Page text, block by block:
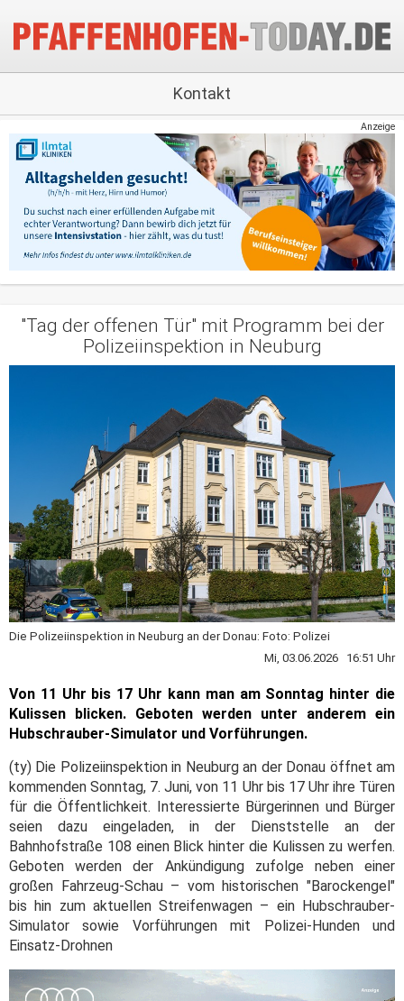
Kontakt
Anzeige
"Tag der offenen Tür" mit Programm bei der
Polizeiinspektion in Neuburg
Die Polizeiinspektion in Neuburg an der Donau: Foto: Polizei
Mi, 03.06.2026 16:51 Uhr
Von 11 Uhr bis 17 Uhr kann man am Sonntag hinter die
Kulissen blicken. Geboten werden unter anderem ein
Hubschrauber-Simulator und Vorführungen.
(ty) Die Polizeiinspektion in Neuburg an der Donau öffnet am
kommenden Sonntag, 7. Juni, von 11 Uhr bis 17 Uhr ihre Türen
für die Öffentlichkeit. Interessierte Bürgerinnen und Bürger
seien dazu eingeladen, in der Dienststelle an der
Bahnhofstraße 108 einen Blick hinter die Kulissen zu werfen.
Geboten werden der Ankündigung zufolge neben einer
großen Fahrzeug-Schau – vom historischen "Barockengel"
bis hin zum aktuellen Streifenwagen – ein Hubschrauber-
Simulator sowie Vorführungen mit Polizei-Hunden und
Einsatz-Drohnen